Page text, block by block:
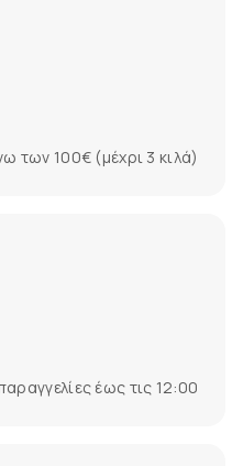
των 100€ (μέχρι 3 κιλά)
έως τις 12:00